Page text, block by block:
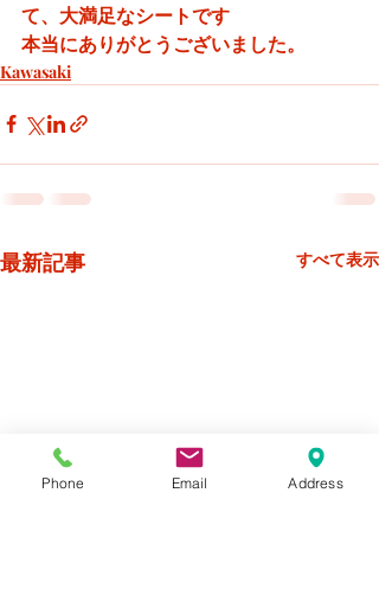
て、大満足なシートです
本当にありがとうございました。
Kawasaki
最新記事 すべて表示
Phone Email Address